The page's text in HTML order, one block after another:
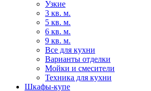
Узкие
3 кв. м.
5 кв. м.
6 кв. м.
9 кв. м.
Все для кухни
Варианты отделки
Мойки и смесители
Техника для кухни
Шкафы-купе